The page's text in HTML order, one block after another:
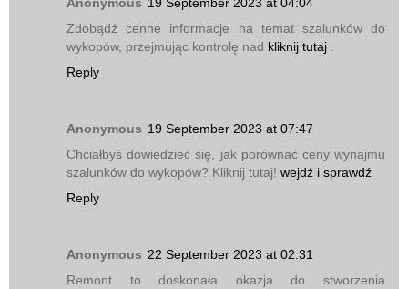
Zdobądź cenne informacje na temat szalunków do
wykopów, przejmując kontrolę nad kliknij tutaj
Reply
Anonymous 19 September 2023 at 07:47
Chciałbyś dowiedzieć się, jak porównać ceny wynajmu
szalunków do wykopów? Kliknij tutaj! wejdź i sprawdź
Reply
Anonymous 22 September 2023 at 02:31
Remont to doskonała okazja do stworzenia